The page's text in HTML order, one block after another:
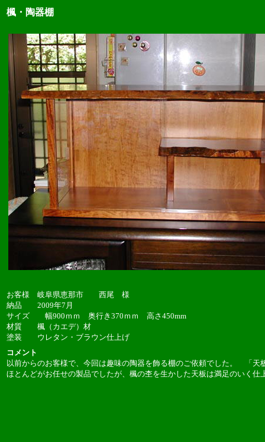
楓・陶器棚
お客様 岐阜県恵那市 西尾 様
納品 2009年7月
サイズ 幅900ｍｍ 奥行き370ｍｍ 高さ450mm
材質 楓（カエデ）材
塗装 ウレタン・ブラウン仕上げ
コメント
以前からのお客様で、今回は趣味の陶器を飾る棚のご依頼でした。 「天
ほとんどがお任せの製品でしたが、楓の杢を生かした天板は満足のいく仕